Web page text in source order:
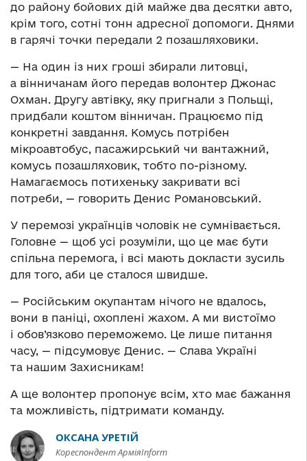
до району бойових дій майже два десятки авто,
крім того, сотні тонн адресної допомоги. Днями
в гарячі точки передали 2 позашляховики.
— На один із них гроші збирали литовці,
а вінничанам його передав волонтер Джонас
Охман. Другу автівку, яку пригнали з Польщі,
придбали коштом вінничан. Працюємо під
конкретні завдання. Комусь потрібен
мікроавтобус, пасажирський чи вантажний,
комусь позашляховик, тобто по-різному.
Намагаємось потихеньку закривати всі
потреби, — говорить Денис Романовський.
У перемозі українців чоловік не сумнівається.
Головне — щоб усі розуміли, що це має бути
спільна перемога, і всі мають докласти зусиль
для того, аби це сталося швидше.
— Російським окупантам нічого не вдалось,
вони в паніці, охоплені жахом. А ми вистоїмо
і обов’язково переможемо. Це лише питання
часу, — підсумовує Денис. — Слава Україні
та нашим Захисникам!
А ще волонтер пропонує всім, хто має бажання
та можливість, підтримати команду.
ОКСАНА УРЕТІЙ
Кореспондент АрміяInform